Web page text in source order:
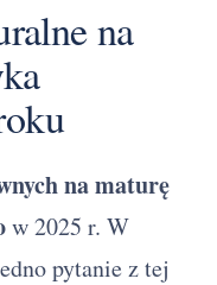
na
na maturę
w 2025 r. W
pytanie z tej